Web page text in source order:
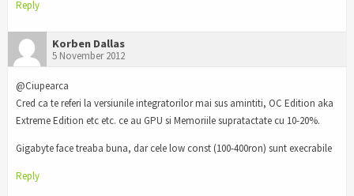
Reply
Korben Dallas
5 November 2012
@Ciupearca
Cred ca te referi la versiunile integratorilor mai sus amintiti, OC Edition aka
Extreme Edition etc etc. ce au GPU si Memoriile supratactate cu 10-20%.
Gigabyte face treaba buna, dar cele low const (100-400ron) sunt execrabile
Reply